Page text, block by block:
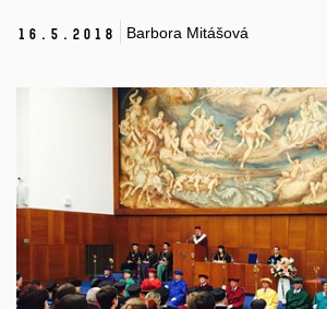
16. 5. 2018 Barbora Mitášová